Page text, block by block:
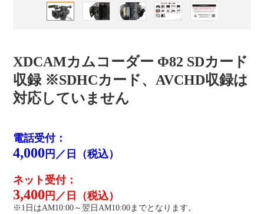
XDCAMカムコーダー Φ82 SDカード
収録 ※SDHCカード、AVCHD収録は
対応していません
電話受付：
4,000 円／日（税込）
ネット受付：
3,400 円／日（税込）
※1日はAM10:00～翌日AM10:00までとなります。